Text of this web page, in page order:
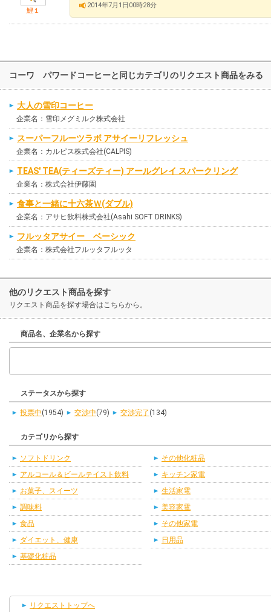
鯉１
2014年7月1日00時28分
コーワ パワードコーヒーと同じカテゴリのリクエスト商品をみる
大人の雪印コーヒー
企業名：雪印メグミルク株式会社
スーパーフルーツラボ アサイーリフレッシュ
企業名：カルピス株式会社(CALPIS)
TEAS' TEA(ティーズティー) アールグレイ スパークリング
企業名：株式会社伊藤園
食事と一緒に十六茶Ｗ(ダブル)
企業名：アサヒ飲料株式会社(Asahi SOFT DRINKS)
フルッタアサイー ベーシック
企業名：株式会社フルッタフルッタ
他のリクエスト商品を探す
リクエスト商品を探す場合はこちらから。
商品名、企業名から探す
ステータスから探す
投票中(1954) 交渉中(79) 交渉完了 (134)
カテゴリから探す
ソフトドリンク
アルコール＆ビールテイスト飲料
お菓子、スイーツ
調味料
食品
ダイエット、健康
基礎化粧品
その他化粧品
キッチン家電
生活家電
美容家電
その他家電
日用品
リクエストトップへ